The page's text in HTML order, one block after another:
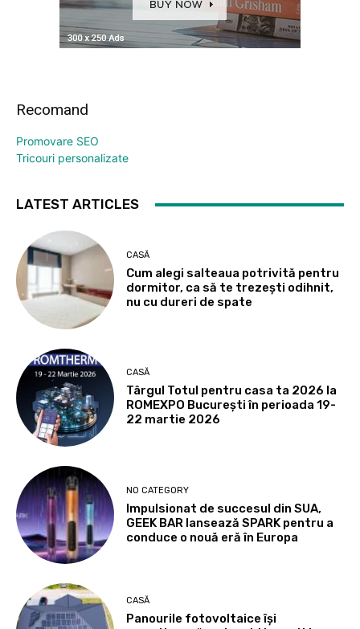
Recomand
Promovare SEO
Tricouri personalizate
LATEST ARTICLES
CASĂ
Cum alegi salteaua potrivită pentru
dormitor, ca să te trezești odihnit,
nu cu dureri de spate
CASĂ
Târgul Totul pentru casa ta 2026 la
ROMEXPO Bucureşti în perioada 19-
22 martie 2026
NO CATEGORY
Impulsionat de succesul din SUA,
GEEK BAR lansează SPARK pentru a
conduce o nouă eră în Europa
CASĂ
Panourile fotovoltaice îşi